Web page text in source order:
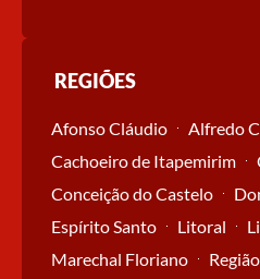
REGIÕES
Afonso Cláudio Alfredo
Cachoeiro de Itapemirim
Conceição do Castelo
Espírito Santo
Litoral
Marechal Floriano